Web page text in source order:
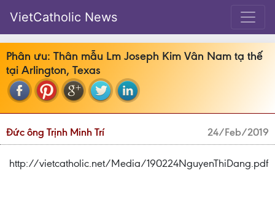
VietCatholic News
Phân ưu: Thân mẫu Lm Joseph Kim Vân Nam tạ thế
tại Arlington, Texas
Đức ông Trịnh Minh Trí 24/Feb/2019
http://vietcatholic.net/Media/190224NguyenThiDang.pdf